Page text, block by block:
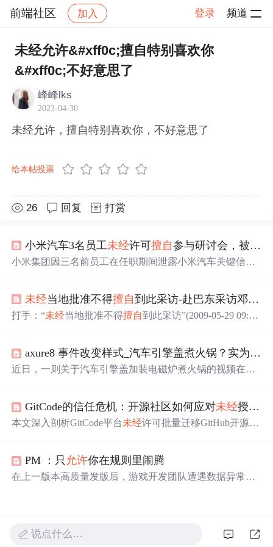
前端社区 加入 登录 频道
社区 前端社区 感慨 帖子详情
未经允许&#xff0c;擅自特别喜欢你
&#xff0c;不好意思了
峰峰lks
2023-04-30
未经允许，擅自特别喜欢你，不好意思了
给本帖投票
26 回复 打赏
小米汽车3名员工未经许可擅自参与研讨会，被辞退！
小米集团因三名前员工在任职期间泄露小米汽车关键信息
以预防数据泄露。云盒子提供了全面的数据安全解决方
案，包括业务系统数据保护和合规的跨网文件交换措施。
未经当地批准不得擅自到此采访-赴巴东采访邓案记者被围殴
打手：“未经当地批准不得擅自到此采访”(2009-05-29 09:50:
员邓玉娇刺死官员案一直备受媒体关注。昨天两名在巴东
县野三关镇采访此案的记者被当地不明身份的人围攻殴
axure8 事件改变样式_汽车引擎盖煮火锅？实为改装样式 交警：
近日，一则关于汽车引擎盖加装电磁炉煮火锅的视频在网
家透露，这只是恶搞设计，实际并未具备烹饪功能。此类
改装行为未经车管部门批准将被视为违法。
GitCode的信任危机：开源社区如何应对未经授权的项目迁移
本文深入剖析GitCode平台未经许可批量迁移GitHub开源项
律（开源许可证约束）、技术（元数据标记与CI校验）和
社区（舆论监督与声誉机制）三个维度阐述开源社区的自
PM ：只 允许你在规则里闹腾
在上一版本高质量发版后，游戏开发团队遭遇数据异常挑
确认及全员参与。
说点什么…